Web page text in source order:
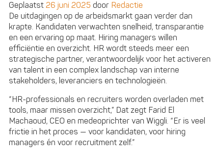
niet
mag
missen
Geplaatst 26 juni 2025 door Redactie
De uitdagingen op de arbeidsmarkt gaan verder dan
krapte. Kandidaten verwachten snelheid, transparantie
en een ervaring op maat. Hiring managers willen
efficiëntie en overzicht. HR wordt steeds meer een
strategische partner, verantwoordelijk voor het activeren
van talent in een complex landschap van interne
stakeholders, leveranciers en technologieën.
“HR-professionals en recruiters worden overladen met
tools, maar missen overzicht,” Dat zegt Farid El
Machaoud, CEO en medeoprichter van Wiggli. “Er is veel
frictie in het proces — voor kandidaten, voor hiring
managers én voor recruitment zelf.”